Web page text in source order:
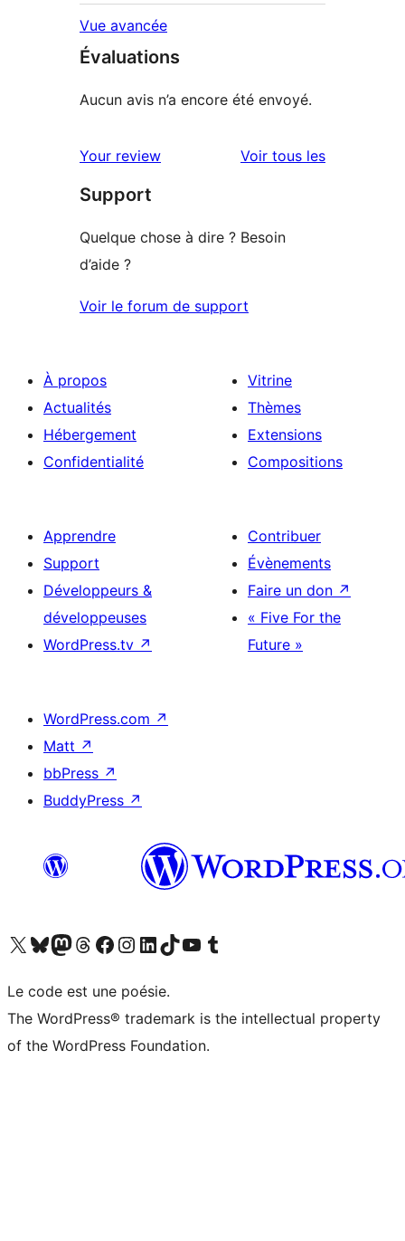
Vue avancée
Évaluations
Aucun avis n’a encore été envoyé.
Your review Voir tous lesavis
Support
Quelque chose à dire ? Besoin
d’aide ?
Voir le forum de support
À propos
Actualités
Hébergement
Confidentialité
Vitrine
Thèmes
Extensions
Compositions
Apprendre
Support
Développeurs &
développeuses
WordPress.tv ↗
Contribuer
Évènements
Faire un don ↗
« Five For the
Future »
WordPress.com ↗
Matt ↗
bbPress ↗
BuddyPress ↗
Visitez notre compte X (précédemment Twitter)
Visiter notre compte Bluesky
Visiter notre compte Mastodon
Visiter notre compte Threads
Consulter notre compte Facebook
Consulter notre compte Instagram
Consulter notre compte LinkedIn
Visiter notre compte TokTok
Visiter notre chaîne YouTube
Visiter notre compte Tumblr
Le code est une poésie.
The WordPress® trademark is the intellectual property
of the WordPress Foundation.